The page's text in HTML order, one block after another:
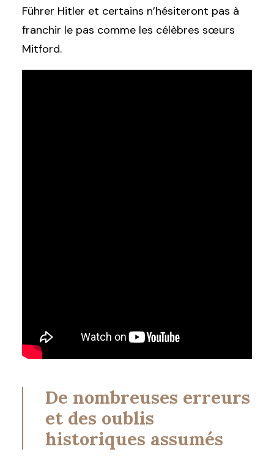
Führer Hitler et certains n’hésiteront pas à
franchir le pas comme les célèbres sœurs
Mitford.
De nombreuses erreurs
et des oublis
historiques assumés